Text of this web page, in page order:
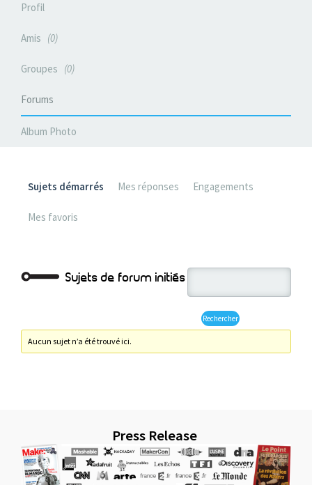
Profil
Amis 0
Groupes 0
Forums
Album Photo
Sujets démarrés Mes réponses Engagements
Mes favoris
Sujets de forum initiés
Aucun sujet n’a été trouvé ici.
Press Release